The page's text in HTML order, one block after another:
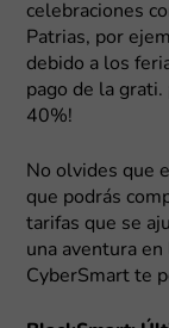
celebraciones
Patrias, por
debido a los
pago de la grati.
40%!
No olvides que
que podrás
tarifas que se
una aventura
CyberSmart te